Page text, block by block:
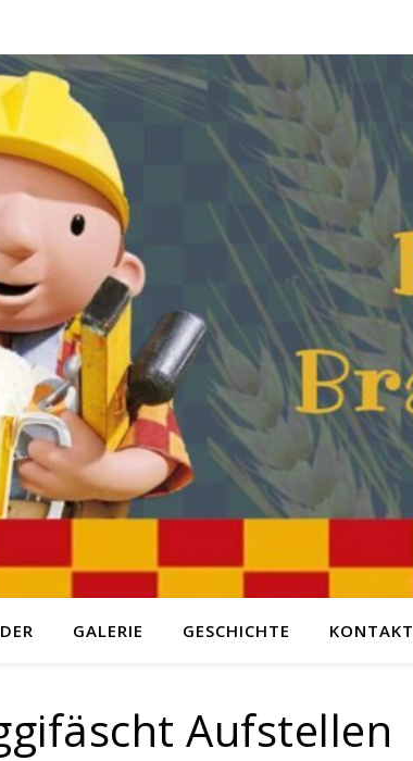
GALERIE GESCHICHTE KONTAKT
Aufstellen